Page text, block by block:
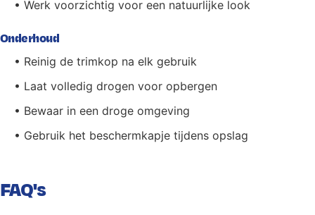
• Werk voorzichtig voor een natuurlijke look
Onderhoud
• Reinig de trimkop na elk gebruik
• Laat volledig drogen voor opbergen
• Bewaar in een droge omgeving
• Gebruik het beschermkapje tijdens opslag
FAQ's